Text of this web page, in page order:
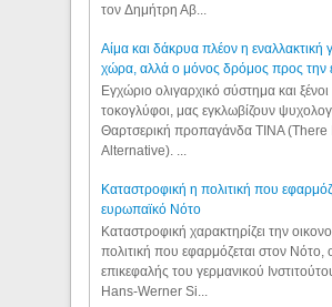
τον Δημήτρη Αβ...
Αίμα και δάκρυα πλέον η εναλλακτική
χώρα, αλλά ο μόνος δρόμος προς την
Εγχώριο ολιγαρχικό σύστημα και ξένοι
τοκογλύφοι, μας εγκλωβίζουν
Θαρτσερική προπαγάνδα TINA (There
Alternative). ...
Καταστροφική η πολιτική που
ευρωπαϊκό Νότο
Καταστροφική χαρακτηρίζει την
πολιτική που εφαρμόζεται στον Νότο,
επικεφαλής του γερμανικού
Hans-Werner Si...